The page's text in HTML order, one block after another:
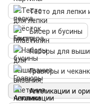
Тесто для лепки
Бисер и бусины
Наборы для
Гравюры и
Аппликации и